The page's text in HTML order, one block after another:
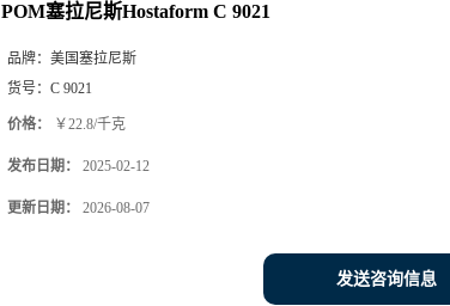
POM塞拉尼斯Hostaform C 9021
品牌： 美国塞拉尼斯
货号： C 9021
价格： ￥22.8/千克
发布日期： 2025-02-12
更新日期： 2026-08-07
发送咨询信息